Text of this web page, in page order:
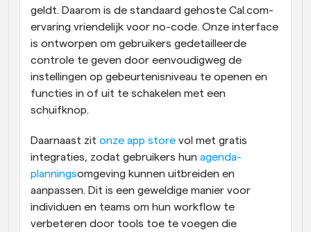
geldt. Daarom is de standaard gehoste Cal.com-
ervaring vriendelijk voor no-code. Onze interface
is ontworpen om gebruikers gedetailleerde
controle te geven door eenvoudigweg de
instellingen op gebeurtenisniveau te openen en
functies in of uit te schakelen met een
schuifknop.
Daarnaast zit onze app store vol met gratis
integraties, zodat gebruikers hun agenda-
planningsomgeving kunnen uitbreiden en
aanpassen. Dit is een geweldige manier voor
individuen en teams om hun workflow te
verbeteren door tools toe te voegen die